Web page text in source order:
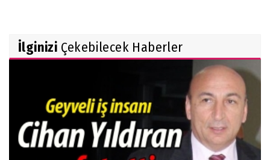
İlginizi Çekebilecek Haberler